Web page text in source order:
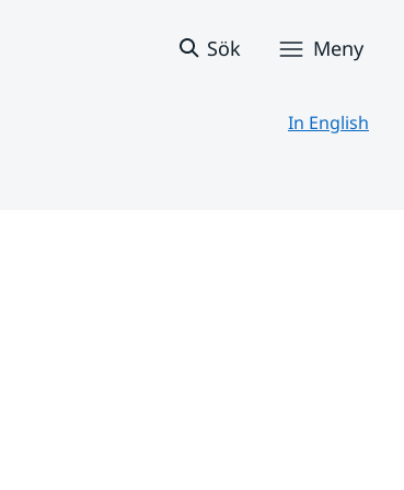
Sök Meny
In English